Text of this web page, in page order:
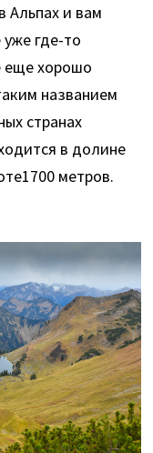
Альпах и вам
где-то
еще хорошо
названием
странах
в долине
метров.